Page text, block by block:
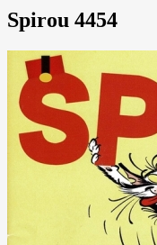
Spirou 4454